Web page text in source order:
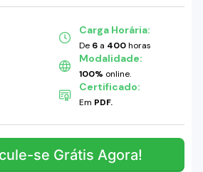
Carga Horária:
De 6 a 400horas
Modalidade:
100% online.
Certificado:
Em PDF.
se Grátis Agora!